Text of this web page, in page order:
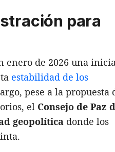
para
enero de 2026 una
estabilidad de los
pese a la propuesta
el Consejo de Paz
geopolítica donde los